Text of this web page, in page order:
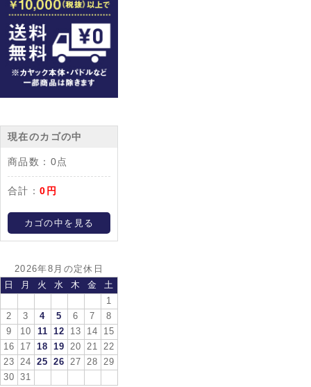
現在のカゴの中
商品数： 0点
合計：0円
カゴの中を見る
2026年8月の定休日
日
月 火 水 木 金
土
1
2
3 4 5 6 7
8
9
10 11 12 13 14
15
16
17 18 19 20 21
22
23
24 25 26 27 28
29
30
31